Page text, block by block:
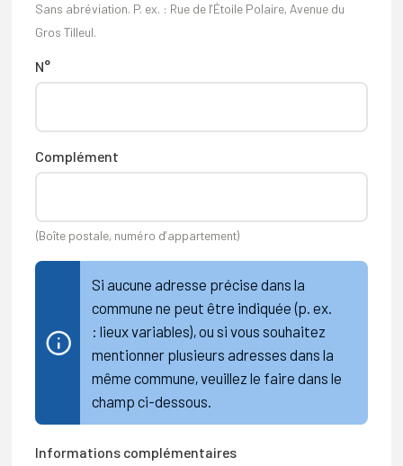
Sans abréviation. P. ex. : Rue de l’Étoile Polaire, Avenue du
Gros Tilleul.
N°
Complément
(Boîte postale, numéro d’appartement)
Si aucune adresse précise dans la
commune ne peut être indiquée (p. ex.
: lieux variables), ou si vous souhaitez
mentionner plusieurs adresses dans la
même commune, veuillez le faire dans le
champ ci-dessous.
Informations complémentaires